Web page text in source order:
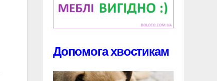
Допомога хвостикам